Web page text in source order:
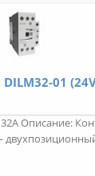
01
Описание: